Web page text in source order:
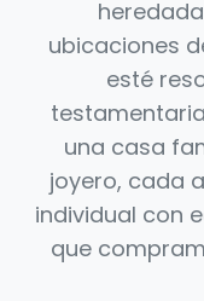
ubicaciones
esté
una casa
joyero, cada
individual con
que